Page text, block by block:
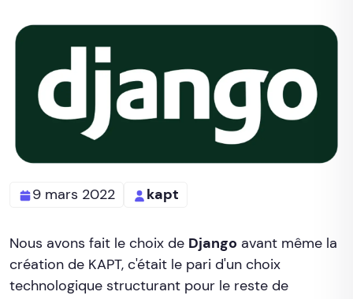
9 mars 2022 kapt
Nous avons fait le choix de Django avant même la
création de KAPT, c'était le pari d'un choix
technologique structurant pour le reste de